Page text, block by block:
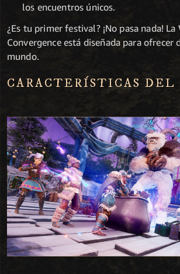
los encuentros únicos.
¿Es tu primer festival? ¡No pasa nada!
Convergence está diseñada para ofrecer
mundo.
CARACTERÍSTICAS DEL